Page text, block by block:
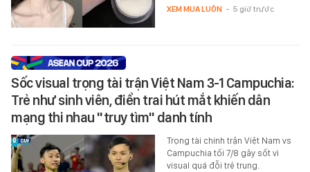
XEM MUA LUÔN - 5 giờ trước
Sốc visual trọng tài trận Việt Nam 3-1 Campuchia:
Trẻ như sinh viên, điển trai hút mắt khiến dân
mạng thi nhau "truy tìm" danh tính
Trọng tài chính trận Việt Nam vs
Campuchia tối 7/8 gây sốt vì
visual quá đỗi trẻ trung.